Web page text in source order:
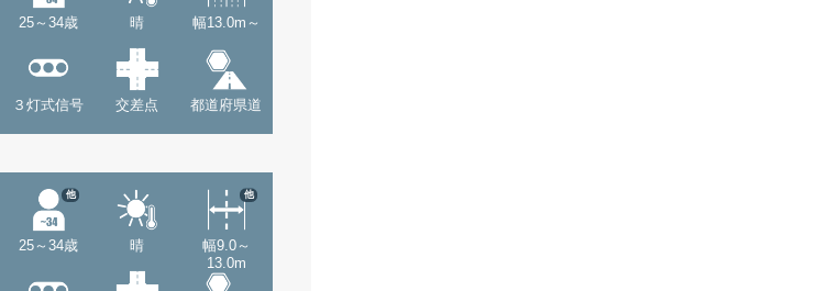
25～34歳 晴 幅13.0m～
３灯式信号 交差点 都道府県道
25～34歳
他
晴
幅9.0～
13.0m
他